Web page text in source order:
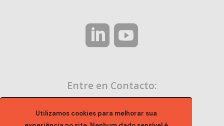
Utilizamos cookies para melhorar sua
Entre en Contacto:
contato@ocaa.org.br